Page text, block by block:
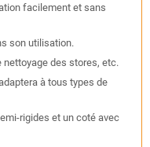
facilement et sans
son utilisation.
nettoyage des stores, etc.
à tous types de
rigides et un coté avec